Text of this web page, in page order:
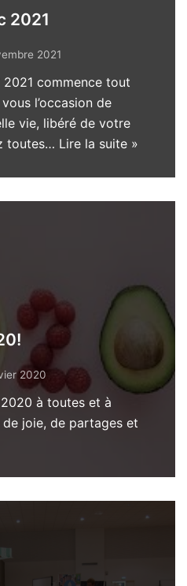
2021
2021
2021 commence tout
l’occasion de
vie, libéré de votre
toutes… Lire la suite »
2020
à toutes et à
de joie, de partages et